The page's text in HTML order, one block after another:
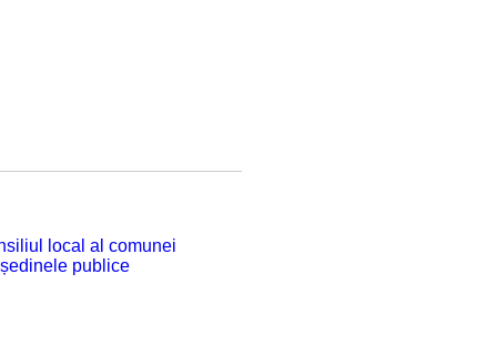
local al comunei
publice